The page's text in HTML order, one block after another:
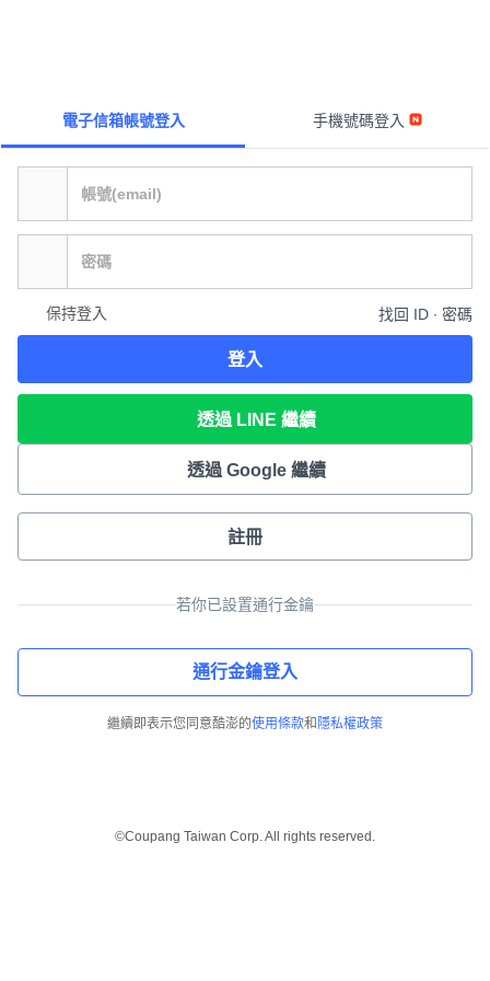
電子信箱帳號登入 手機號碼登入
保持登入 找回 ID ∙ 密碼
登入
透過 LINE 繼續
透過 Google 繼續
註冊
若你已設置通行金鑰
通行金鑰登入
繼續即表示您同意酷澎的使用條款和 隱私權政策
©Coupang Taiwan Corp. All rights reserved.